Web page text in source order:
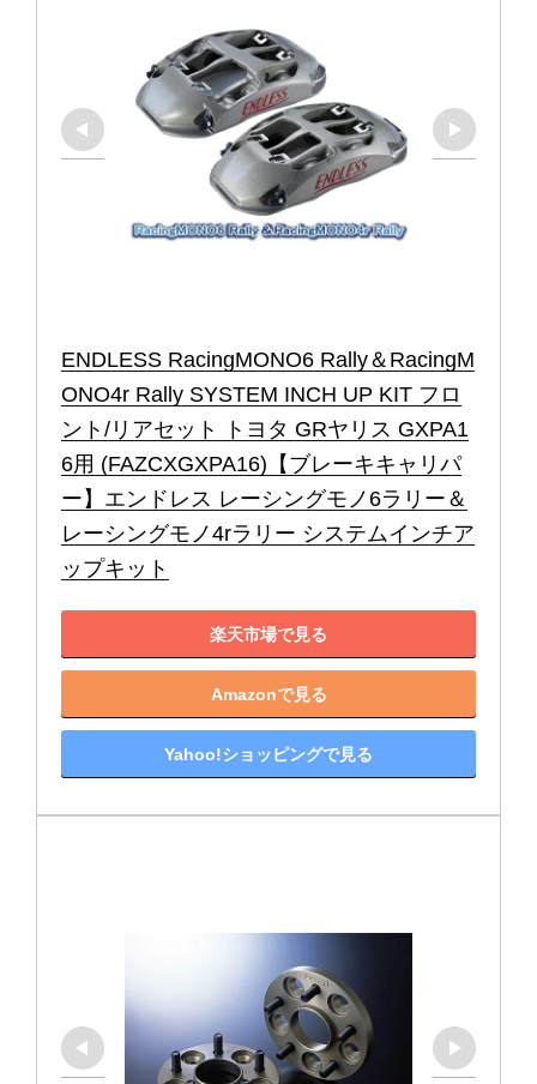
ENDLESS RacingMONO6 Rally＆RacingM
ONO4r Rally SYSTEM INCH UP KIT フロ
ント/リアセット トヨタ GRヤリス GXPA1
6用 (FAZCXGXPA16)【ブレーキキャリパ
ー】エンドレス レーシングモノ6ラリー＆
レーシングモノ4rラリー システムインチア
ップキット
楽天市場で見る
Amazonで見る
Yahoo!ショッピングで見る